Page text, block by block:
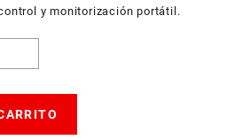
y monitorización portátil.